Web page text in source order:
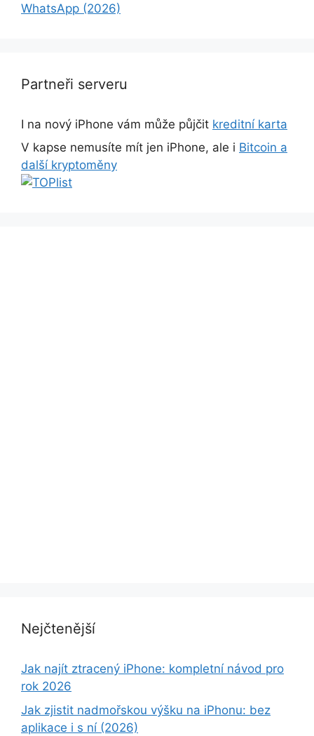
WhatsApp (2026)
Partneři serveru
I na nový iPhone vám může půjčit kreditní karta
V kapse nemusíte mít jen iPhone, ale i Bitcoin a
další kryptoměny
Nejčtenější
Jak najít ztracený iPhone: kompletní návod pro
rok 2026
Jak zjistit nadmořskou výšku na iPhonu: bez
aplikace i s ní (2026)